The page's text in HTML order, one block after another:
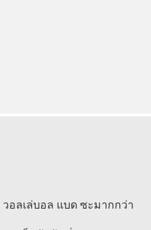
อลเล่บอล แบด ซะมากกว่า